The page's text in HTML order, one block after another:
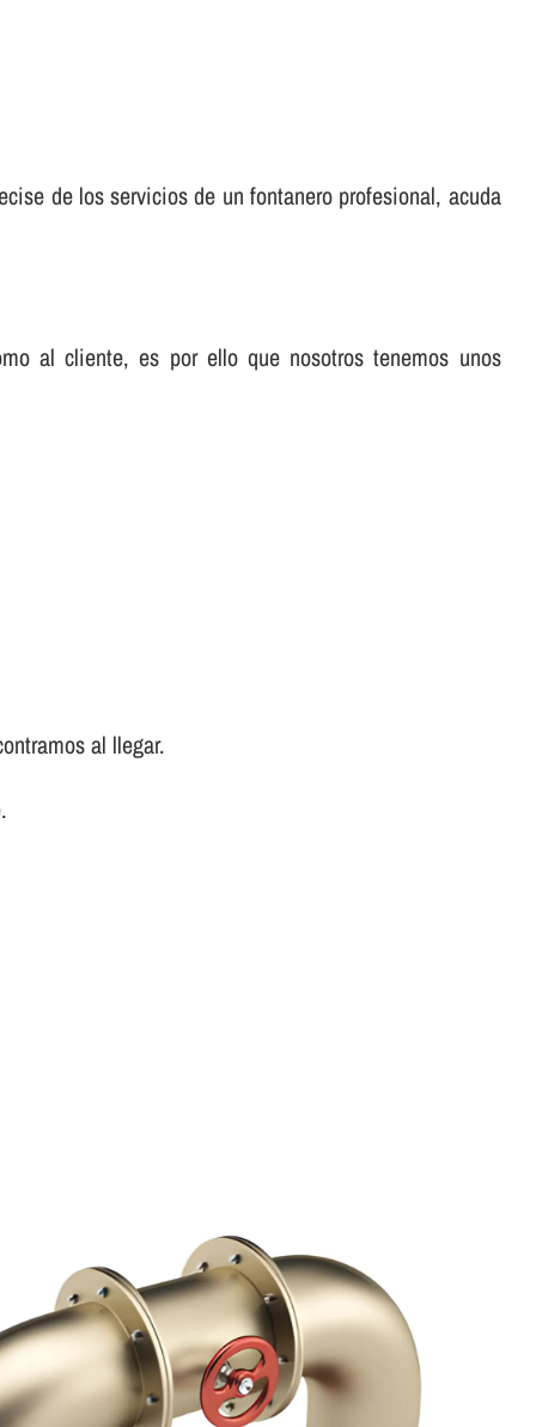
de los servicios de un fontanero profesional, acuda
al cliente, es por ello que nosotros tenemos unos
al llegar.